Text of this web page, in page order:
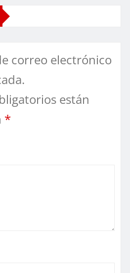
correo electrónico
están
*